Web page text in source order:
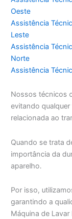
Oeste
Assistência
Leste
Assistência
Norte
Assistência
Nossos técnicos
evitando
relacionada ao
Quando se trata
importância da
aparelho.
Por isso,
garantindo a
Máquina de Lavar